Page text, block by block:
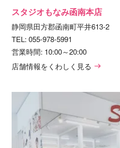
スタジオもなみ函南本店
静岡県田方郡函南町平井613-2
TEL: 055-978-5991
営業時間: 10:00～20:00
店舗情報をくわしく見る